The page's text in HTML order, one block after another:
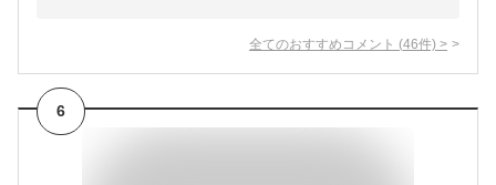
全てのおすすめコメント (46件) >
6